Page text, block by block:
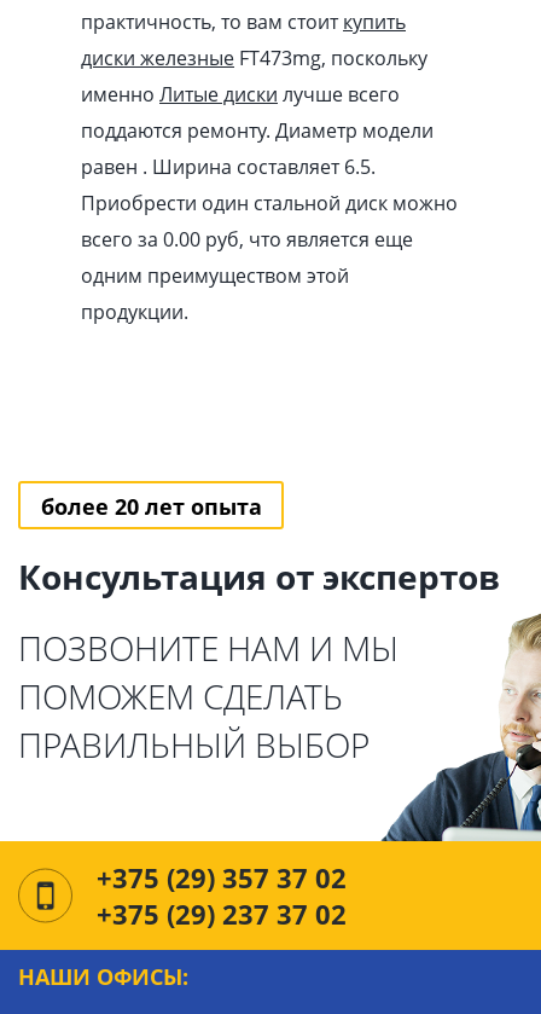
практичность, то вам стоиткупить
диски железные FT473mg, поскольку
именно Литые диски лучше всего
поддаются ремонту. Диаметр модели
равен . Ширина составляет 6.5.
Приобрести один стальной диск можно
всего за 0.00 pуб, что является еще
одним преимуществом этой
продукции.
более 20 лет опыта
Консультация от экспертов
ПОЗВОНИТЕ НАМ И МЫ
ПОМОЖЕМ СДЕЛАТЬ
ПРАВИЛЬНЫЙ ВЫБОР
+375 (29) 357 37 02
+375 (29) 237 37 02
НАШИ ОФИСЫ: